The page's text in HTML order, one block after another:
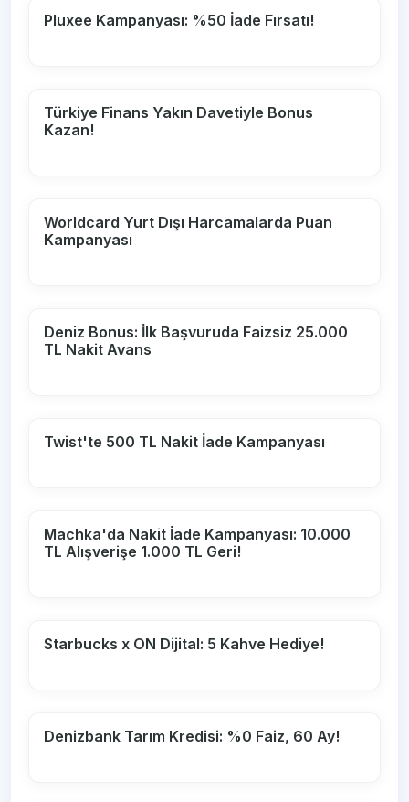
Pluxee Kampanyası: %50 İade Fırsatı!
Türkiye Finans Yakın Davetiyle Bonus
Kazan!
Worldcard Yurt Dışı Harcamalarda Puan
Kampanyası
Deniz Bonus: İlk Başvuruda Faizsiz 25.000
TL Nakit Avans
Twist'te 500 TL Nakit İade Kampanyası
Machka'da Nakit İade Kampanyası: 10.000
TL Alışverişe 1.000 TL Geri!
Starbucks x ON Dijital: 5 Kahve Hediye!
Denizbank Tarım Kredisi: %0 Faiz, 60 Ay!